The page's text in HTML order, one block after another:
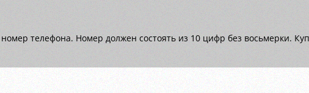
телефона. Номер должен состоять из 10 цифр без восьмерки.